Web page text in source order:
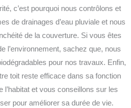
c’est pourquoi nous contrôlons et
de drainages d’eau pluviale et nous
de la couverture. Si vous êtes
l’environnement, sachez que, nous
pour nos travaux. Enfin,
toit reste efficace dans sa fonction
l’habitat et vous conseillons sur les
pour améliorer sa durée de vie.